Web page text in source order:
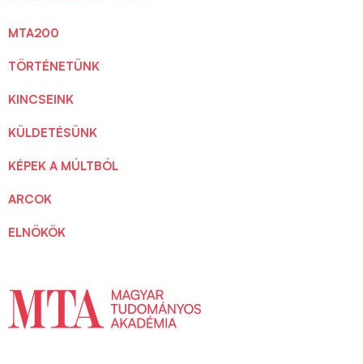
MTA200
TÖRTÉNETÜNK
KINCSEINK
KÜLDETÉSÜNK
KÉPEK A MÚLTBÓL
ARCOK
ELNÖKÖK